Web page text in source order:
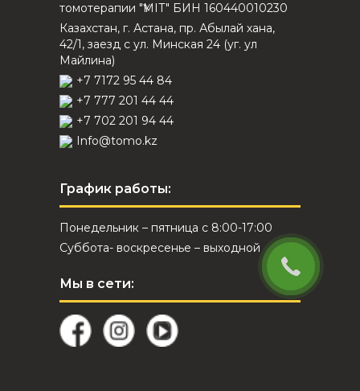
томотерапии "ҮМІТ" БИН 160440010230
Казахстан, г. Астана, пр. Абылай хана,
42/1, заезд с ул. Минская 24 (уг. ул
Майлина)
+7 7172 95 44 84
+7 777 201 44 44
+7 702 201 94 44
Info@tomo.kz
График работы:
Понедельник – пятница с 8:00-17:00
Суббота- воскресенье – выходной
Мы в сети: